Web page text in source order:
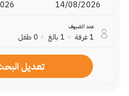
عدد الضيوف
1غرفة 1 بالغ 0 طفل
تعديل